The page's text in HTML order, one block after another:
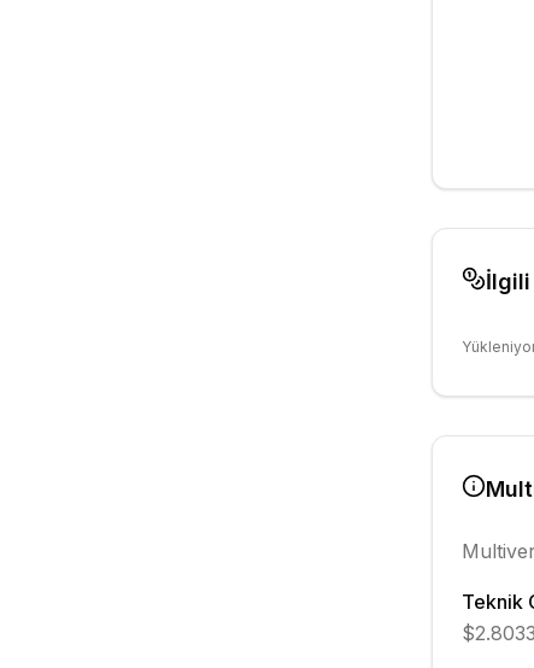
İlgili
Teknik